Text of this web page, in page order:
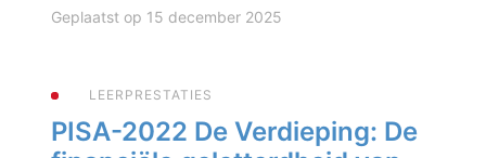
Geplaatst op 15 december 2025
LEERPRESTATIES
PISA-2022 De Verdieping: De